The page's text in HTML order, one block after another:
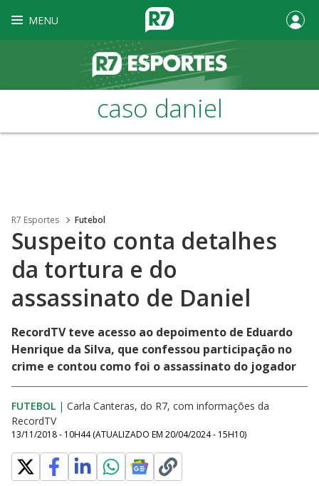
MENU
caso daniel
R7 Esportes Futebol
Suspeito conta detalhes
da tortura e do
assassinato de Daniel
RecordTV teve acesso ao depoimento de Eduardo
Henrique da Silva, que confessou participação no
crime e contou como foi o assassinato do jogador
FUTEBOL | Carla Canteras, do R7, com informações da
RecordTV
13/11/2018 - 10H44 (ATUALIZADO EM 20/04/2024 - 15H10)